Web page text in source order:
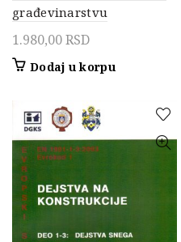
građevinarstvu
1.980,00RSD
Dodaj u korpu